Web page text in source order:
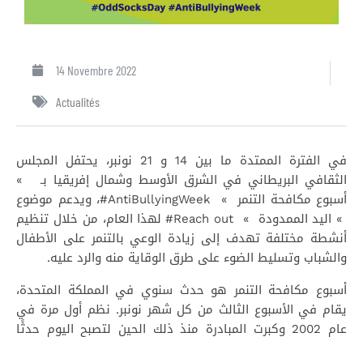
14 Novembre 2022
Actualités
في الفترة الممتدة ما بين 14 و 21 نونبر، يحتفل المجلس
الثقافي البريطاني في الشرق الأوسط وشمال إفريقيا بـ »
أسبوع مكافحة التنمر » AntiBullyingWeek#، ويدعم موضوع
» اليد الممدودة » Reach out# لهذا العام، من خلال تنظيم
أنشطة مختلفة تهدف إلى زيادة الوعي بالتنمر على الأطفال
والشباب وتسليط الضوء على طرق الوقاية منه والرد عليه.
أسبوع مكافحة التنمر هو حدث سنوي في المملكة المتحدة،
يقام في الأسبوع الثالث من كل شهر نونبر. نظم أول مرة في
عام 2002 وكبرت المبادرة منذ ذلك الحين لتصبح اليوم حدثًا